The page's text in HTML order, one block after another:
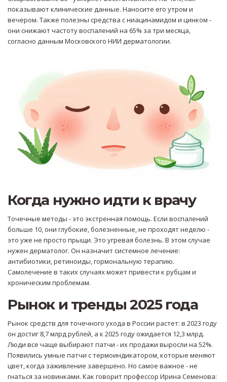
показывают клинические данные. Наносите его утром и
вечером. Также полезны средства с ниацинамидом и цинком -
они снижают частоту воспалений на 65% за три месяца,
согласно данным Московского НИИ дерматологии.
Когда нужно идти к врачу
Точечные методы - это экстренная помощь. Если воспалений
больше 10, они глубокие, болезненные, не проходят неделю -
это уже не просто прыщи. Это угревая болезнь. В этом случае
нужен дерматолог. Он назначит системное лечение:
антибиотики, ретиноиды, гормональную терапию.
Самолечение в таких случаях может привести к рубцам и
хроническим проблемам.
Рынок и тренды 2025 года
Рынок средств для точечного ухода в России растет: в 2023 году
он достиг 8,7 млрд рублей, а к 2025 году ожидается 12,3 млрд.
Люди все чаще выбирают патчи - их продажи выросли на 52%.
Появились умные патчи с термоиндикатором, которые меняют
цвет, когда заживление завершено. Но самое важное - не
гнаться за новинками. Как говорит профессор Ирина Семенова: